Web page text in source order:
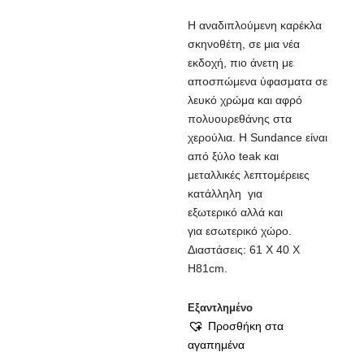
Η αναδιπλούμενη καρέκλα
σκηνοθέτη, σε μια νέα
εκδοχή, πιο άνετη με
αποσπώμενα ύφασματα σε
λευκό χρώμα και αφρό
πολυουρεθάνης στα
χερούλια. Η Sundance είναι
από ξύλο teak και
μεταλλικές λεπτομέρειες
κατάλληλη για
εξωτερικό αλλά και
για εσωτερικό χώρο.
Διαστάσεις: 61 Χ 40 Χ
Η81cm.
Εξαντλημένο
Προσθήκη στα
αγαπημένα